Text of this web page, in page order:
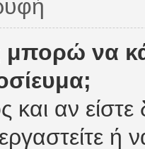
να
και αν
ή